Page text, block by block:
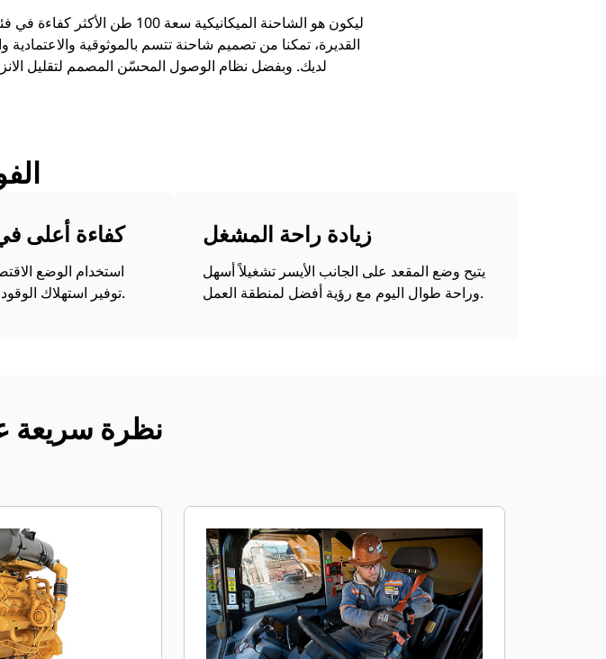
القديرة، تمكنا من تصميم شاحنة تتسم بالموثوقية والاعتمادية
لديك. وبفضل نظام الوصول المحسّن المصمم لتقليل
كفاءة أعلى
استخدام الوضع
توفير استهلاك الوقود مع الحفاظ على الإنتاجية.
زيادة راحة المشغل
يتيح وضع المقعد على الجانب الأيسر تشغيلاً أسهل
وراحة طوال اليوم مع رؤية أفضل لمنطقة العمل.
نظرة سريعة